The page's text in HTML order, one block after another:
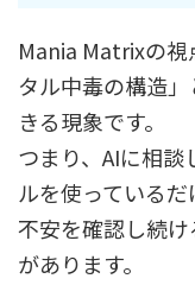
Mania Matrixの視
タル中毒の構造
きる現象です。
つまり、AIに相
ルを使っているだ
不安を確認し続
があります。